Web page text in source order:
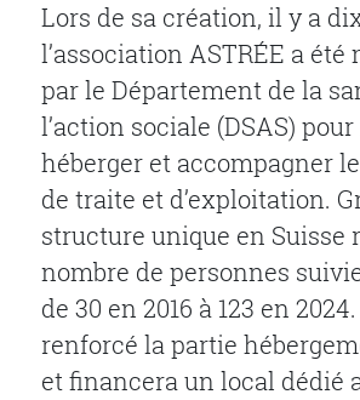
Lors de sa création, il y a
l’association ASTRÉE a été
par le Département de la
l’action sociale (DSAS)
héberger et accompagner
de traite et d’exploitation.
structure unique en Suisse
nombre de personnes
de 30 en 2016 à 123 en
renforcé la partie
et financera un local dédié